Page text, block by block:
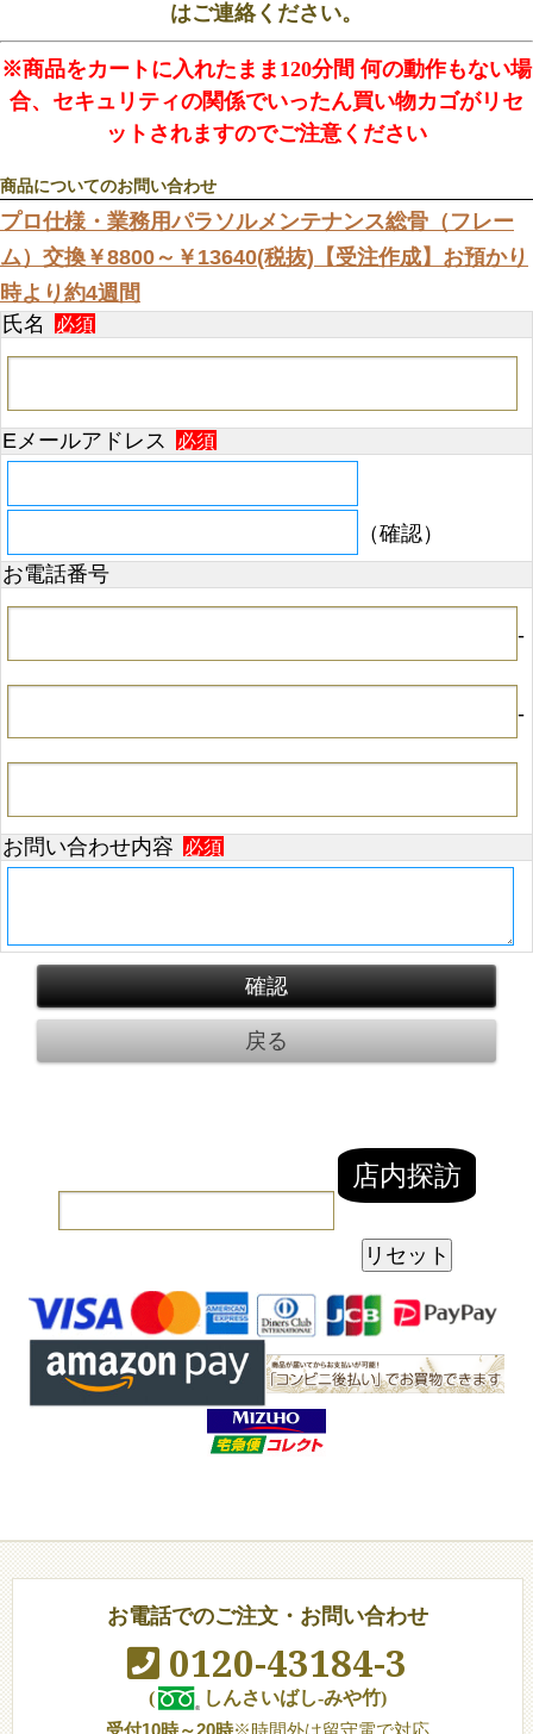
はご連絡ください。
※商品をカートに入れたまま120分間 何の動作もない場
合、セキュリティの関係でいったん買い物カゴがリセ
ットされますのでご注意ください
商品についてのお問い合わせ
プロ仕様・業務用パラソルメンテナンス総骨（フレー
ム）交換￥8800～￥13640(税抜)【受注作成】お預かり
時より約4週間
氏名
必須
Eメールアドレス 必須
（確認）
お電話番号
-
-
お問い合わせ内容 必須
お電話でのご注文・お問い合わせ
0120-43184-3
(
しんさいばし-みや竹)
受付10時～20時※時間外は留守電で対応